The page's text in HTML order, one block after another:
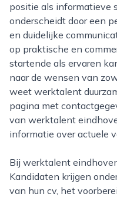
positie als informatieve
onderscheidt door een
en duidelijke
op praktische en
startende als ervaren
naar de wensen van
weet werktalent
pagina met
van werktalent
informatie over actuele
Bij werktalent eindhoven ligt de nadruk op maatwerk.
Kandidaten krijgen
van hun cv, het